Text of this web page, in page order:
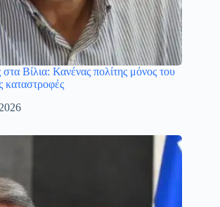
Βίλια: Κανένας πολίτης μόνος του
καταστροφές